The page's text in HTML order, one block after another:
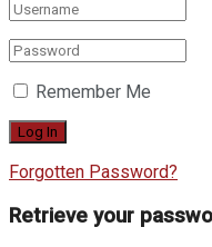
Remember Me
Forgotten Password?
Retrieve your